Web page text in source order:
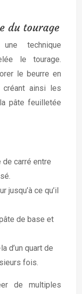
du tourage
technique
le tourage.
le beurre en
créant ainsi les
pâte feuilletée
de carré entre
jusqu’à ce qu’il
de base et
d’un quart de
fois.
de multiples